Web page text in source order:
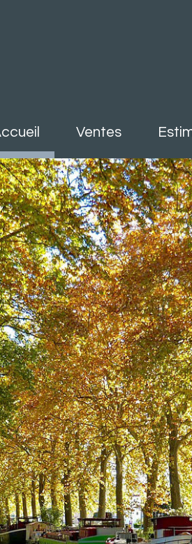
accueil ventes
Maisons / Villas
Appartements
Autres biens